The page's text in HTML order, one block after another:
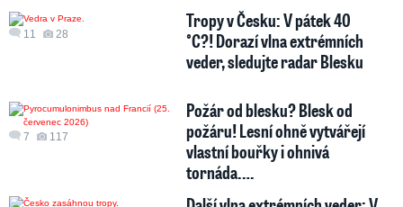
11 28
Tropy v Česku: V pátek 40
°C?! Dorazí vlna extrémních
veder, sledujte radar Blesku
7 117
Požár od blesku? Blesk od
požáru! Lesní ohně vytvářejí
vlastní bouřky i ohnivá
tornáda.…